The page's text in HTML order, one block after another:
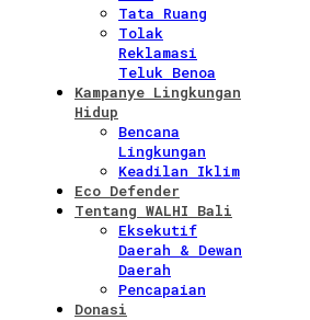
Tata Ruang
Tolak
Reklamasi
Teluk Benoa
Kampanye Lingkungan
Hidup
Bencana
Lingkungan
Keadilan Iklim
Eco Defender
Tentang WALHI Bali
Eksekutif
Daerah & Dewan
Daerah
Pencapaian
Donasi